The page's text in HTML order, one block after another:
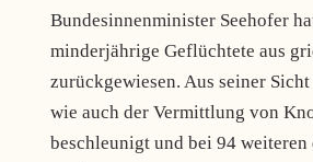
Bundesinnenminister Seehofer
minderjährige Geflüchtete aus
zurückgewiesen. Aus seiner
wie auch der Vermittlung von
beschleunigt und bei 94